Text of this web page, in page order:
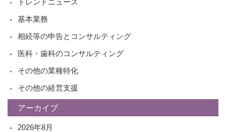
トレンドニュース
基本業務
相続等の申告とコンサルティング
医科・歯科のコンサルティング
その他の業種特化
その他の経営支援
アーカイブ
2026年8月